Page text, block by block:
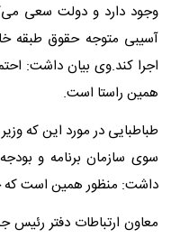
وجود دارد و دولت سعی
آسیبی متوجه حقوق طبقه
اجرا کند.وی بیان داشت:
همین راستا است.
سوی سازمان برنامه و
داشت: منظور همین است که
معاون ارتباطات دفتر